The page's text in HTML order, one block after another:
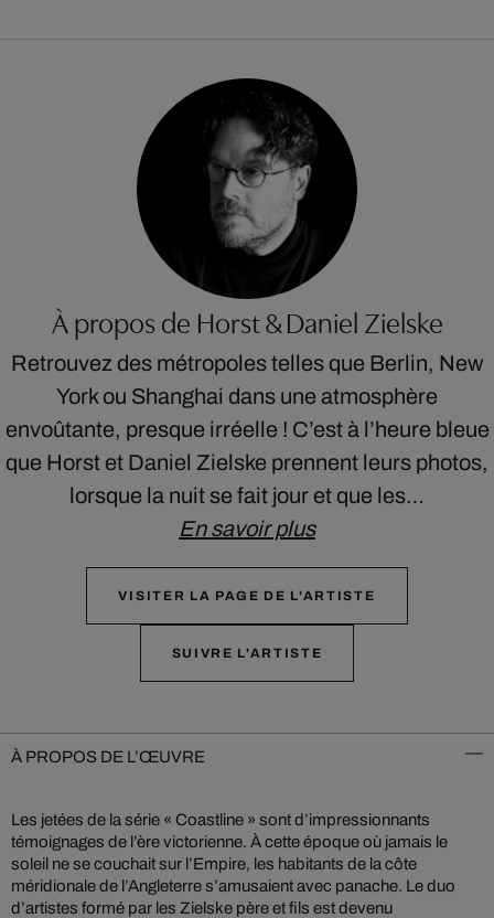
À propos de Horst & Daniel Zielske
Retrouvez des métropoles telles que Berlin, New
York ou Shanghai dans une atmosphère
envoûtante, presque irréelle ! C’est à l’heure bleue
que Horst et Daniel Zielske prennent leurs photos,
lorsque la nuit se fait jour et que les…
En savoir plus
VISITER LA PAGE DE L'ARTISTE
SUIVRE L'ARTISTE
À PROPOS DE L’ŒUVRE
Les jetées de la série « Coastline » sont d’impressionnants
témoignages de l’ère victorienne. À cette époque où jamais le
soleil ne se couchait sur l’Empire, les habitants de la côte
méridionale de l’Angleterre s’amusaient avec panache. Le duo
d’artistes formé par les Zielske père et fils est devenu